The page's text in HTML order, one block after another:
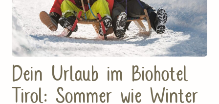
Dein Urlaub im Biohotel
Tirol: Sommer wie Winter
© TVB Stubai Tirol - Andre Schönherr